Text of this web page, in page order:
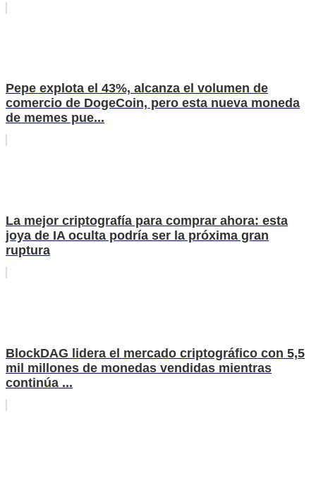
Pepe explota el 43%, alcanza el volumen de
comercio de DogeCoin, pero esta nueva moneda
de memes pue...
La mejor criptografía para comprar ahora: esta
joya de IA oculta podría ser la próxima gran
ruptura
BlockDAG lidera el mercado criptográfico con 5,5
mil millones de monedas vendidas mientras
continúa ...